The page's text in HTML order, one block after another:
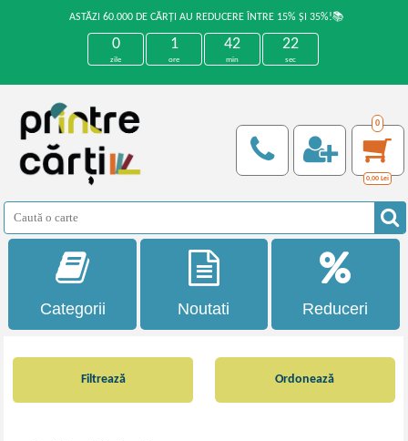
ASTĂZI 60.000 DE CĂRȚI AU REDUCERE ÎNTRE 15% ȘI 35%!📚
0
zile
1
ore
42
min
22
sec
0
0,00 Lei
Categorii Noutati Reduceri
Filtrează Ordonează